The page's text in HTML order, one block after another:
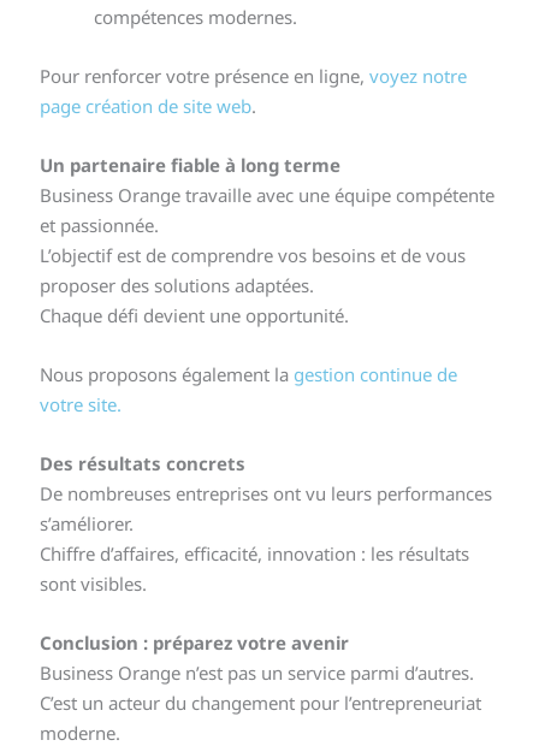
compétences modernes.
Pour renforcer votre présence en ligne,voyez notre
page création de site web.
Un partenaire fiable à long terme
Business Orange travaille avec une équipe compétente
et passionnée.
L’objectif est de comprendre vos besoins et de vous
proposer des solutions adaptées.
Chaque défi devient une opportunité.
Nous proposons également la gestion continue de
votre site.
Des résultats concrets
De nombreuses entreprises ont vu leurs performances
s’améliorer.
Chiffre d’affaires, efficacité, innovation : les résultats
sont visibles.
Conclusion : préparez votre avenir
Business Orange n’est pas un service parmi d’autres.
C’est un acteur du changement pour l’entrepreneuriat
moderne.